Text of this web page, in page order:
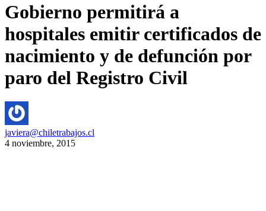
Gobierno permitirá a
hospitales emitir certificados de
nacimiento y de defunción por
paro del Registro Civil
javiera@chiletrabajos.cl
4 noviembre, 2015